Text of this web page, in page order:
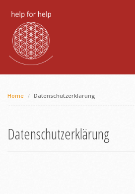
Home Datenschutzerklärung
Datenschutzerklärung